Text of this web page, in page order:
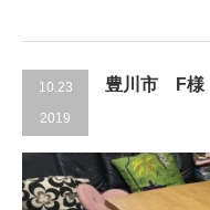
10.23
2019
豊川市 F様